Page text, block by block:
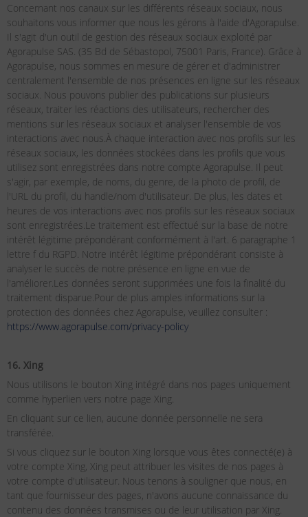
Concernant nos canaux sur les différents réseaux sociaux, nous
souhaitons vous informer que nous les gérons à l'aide d'Agorapulse.
Il s'agit d'un outil de gestion des réseaux sociaux exploité par
Agorapulse SAS. (35 Bd de Sébastopol, 75001 Paris, France). Grâce à
Agorapulse, nous sommes en mesure de gérer et d'administrer
centralement l'ensemble de nos présences en ligne sur les réseaux
sociaux. Nous pouvons publier des publications sur plusieurs
réseaux, traiter les réactions des utilisateurs, rechercher des
mentions sur les réseaux sociaux et analyser l'ensemble de vos
interactions avec nous.À chaque interaction avec nos profils sur les
réseaux sociaux, les données stockées dans les profils que vous
utilisez sont enregistrées dans notre compte Agorapulse. Il peut
s'agir, par exemple, de noms, du genre, de la photo de profil, de
l'URL du profil, du handle/nom d'utilisateur. De plus, les dates et
heures de vos interactions avec nos profils sur les réseaux sociaux
sont enregistrées.Le traitement est effectué sur la base de notre
intérêt légitime prépondérant conformément à l'art. 6 paragraphe 1
lettre f du RGPD. Notre intérêt légitime prépondérant consiste à
analyser le succès de notre présence en ligne en vue de
l'améliorer.Les données seront supprimées une fois la finalité du
traitement disparue.Pour de plus amples informations sur la
protection des données chez Agorapulse, veuillez consulter :
https://www.agorapulse.com/privacy-policy
16. Xing
Nous utilisons le bouton Xing intégré dans nos pages uniquement
comme hyperlien vers notre page Xing.
En cliquant sur ce lien, aucune donnée personnelle ne sera
transférée.
Si vous cliquez sur le bouton Xing lorsque vous êtes connecté(e) à
votre compte Xing, Xing peut attribuer les visites de nos pages à
votre compte d'utilisateur. Nous tenons à souligner que nous, en
tant que fournisseur des pages, n'avons aucune connaissance du
contenu des données transmises ou de leur utilisation par Xing.